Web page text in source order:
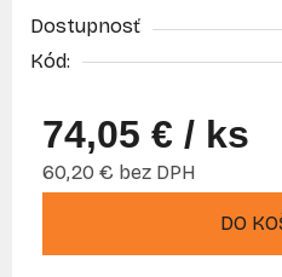
Dostupnosť
Kód:
74,05 € / ks
60,20 € bez DPH
DO